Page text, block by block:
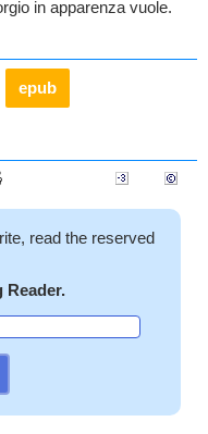
in apparenza vuole.
epub
read the reserved
Reader.